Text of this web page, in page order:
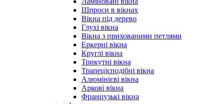
Шпроси в вікнах
Вікна під дерево
Глухі вікна
Вікна з прихованими петлями
Еркерні вікна
Круглі вікна
Трикутні вікна
Трапецієподібні вікна
Алюмінієві вікна
Аркові вікна
Французькі вікна